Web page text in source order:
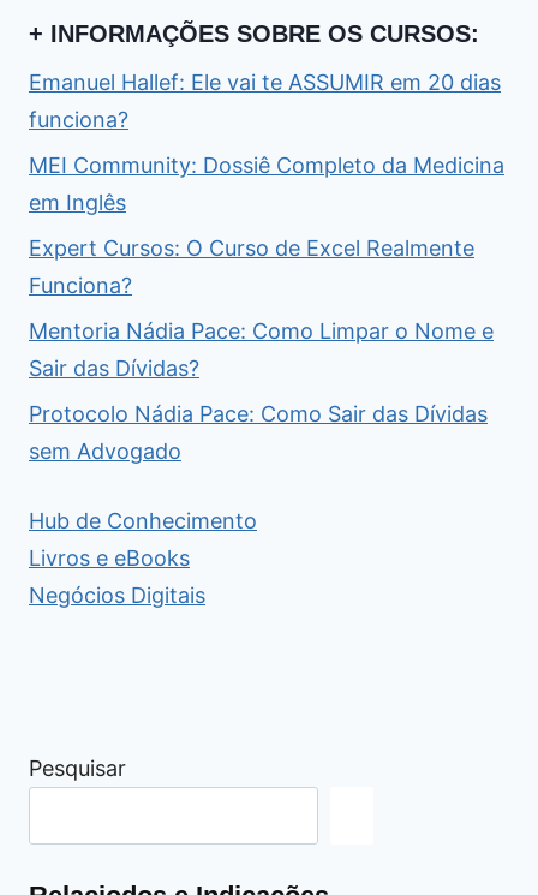
+ INFORMAÇÕES SOBRE OS CURSOS:
Emanuel Hallef: Ele vai te ASSUMIR em 20 dias
funciona?
MEI Community: Dossiê Completo da Medicina
em Inglês
Expert Cursos: O Curso de Excel Realmente
Funciona?
Mentoria Nádia Pace: Como Limpar o Nome e
Sair das Dívidas?
Protocolo Nádia Pace: Como Sair das Dívidas
sem Advogado
Hub de Conhecimento
Livros e eBooks
Negócios Digitais
Pesquisar